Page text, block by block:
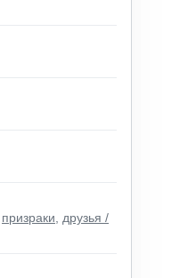
призраки
друзья /